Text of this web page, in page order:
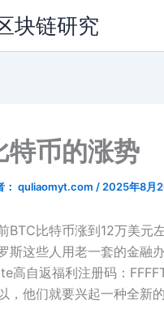
块链研究
特币的涨势
： quliaomyt.com / 2025年8月
BTC比特币涨到12万美元
斯这些人用老一套的金融
高自返福利注册码：
，他们就要兴起一种全新